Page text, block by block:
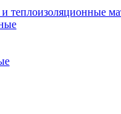
и теплоизоляционные